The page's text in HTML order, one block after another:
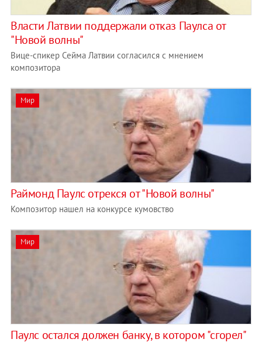
Власти Латвии поддержали отказ Паулса от
"Новой волны"
Вице-спикер Сейма Латвии согласился с мнением
композитора
Мир
Раймонд Паулс отрекся от "Новой волны"
Композитор нашел на конкурсе кумовство
Мир
Паулс остался должен банку, в котором "сгорел"